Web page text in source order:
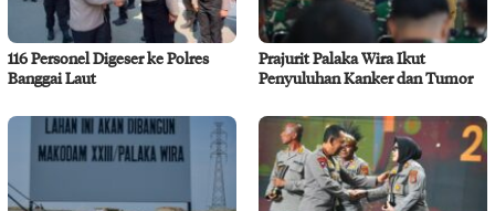
116 Personel Digeser ke Polres
Banggai Laut
Prajurit Palaka Wira Ikut
Penyuluhan Kanker dan Tumor